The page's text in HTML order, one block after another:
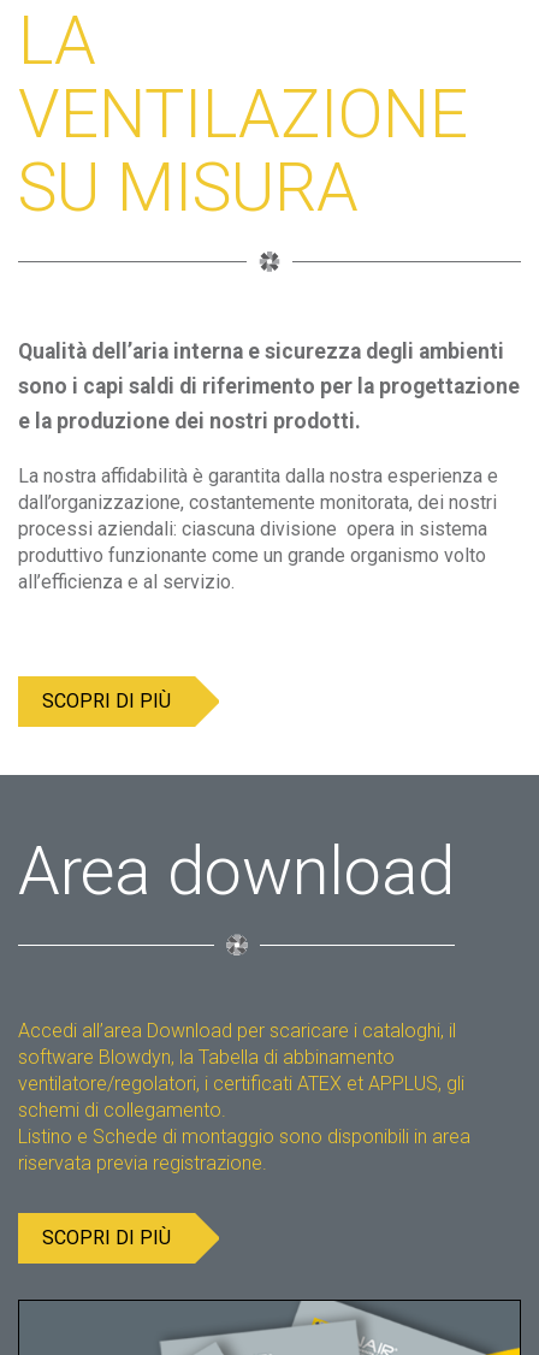
LA
VENTILAZIONE
SU MISURA
Qualità dell’aria interna e sicurezza degli ambienti
sono i capi saldi di riferimento per la progettazione
e la produzione dei nostri prodotti.
La nostra affidabilità è garantita dalla nostra esperienza e
dall’organizzazione, costantemente monitorata, dei nostri
processi aziendali: ciascuna divisione opera in sistema
produttivo funzionante come un grande organismo volto
all’efficienza e al servizio.
SCOPRI DI PIÙ
Area download
Accedi all’area Download per scaricare i cataloghi, il
software Blowdyn, la Tabella di abbinamento
ventilatore/regolatori, i certificati ATEX et APPLUS, gli
schemi di collegamento.
Listino e Schede di montaggio sono disponibili in area
riservata previa registrazione.
SCOPRI DI PIÙ